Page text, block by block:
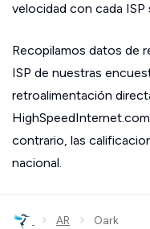
velocidad con cada
Recopilamos datos de
ISP de nuestras
retroalimentación
contrario, las
nacional.
› AR › Oark